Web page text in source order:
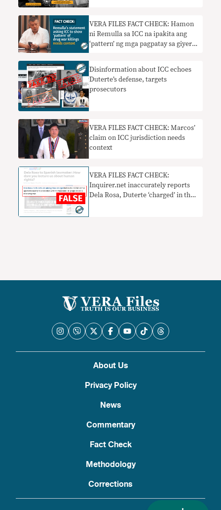
VERA FILES FACT CHECK: Hamon
ni Remulla sa ICC na ipakita ang
‘pattern’ ng mga pagpatay sa giyera
Disinformation about ICC echoes
Duterte’s defense, targets
prosecutors
VERA FILES FACT CHECK: Marcos’
claim on ICC jurisdiction needs
context
VERA FILES FACT CHECK:
Inquirer.net inaccurately reports
Dela Rosa, Duterte ‘charged’ in the
About Us
Privacy Policy
News
Commentary
Fact Check
Methodology
Corrections